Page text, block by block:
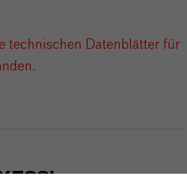
technischen Datenblätter für